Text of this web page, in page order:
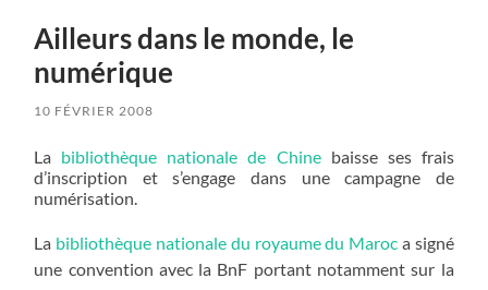
Ailleurs dans le monde, le
numérique
10 FÉVRIER 2008
La bibliothèque nationale de Chinebaisse ses frais
d’inscription et s’engage dans une campagne de
numérisation.
La bibliothèque nationale du royaume du Maroc a signé
une convention avec la BnF portant notamment sur la